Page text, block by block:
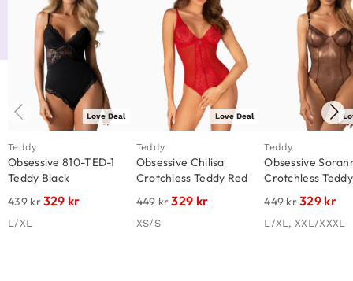
Love Deal
Teddy
Obsessive 810-TED-1
Teddy Black
439kr329 kr
L/XL
Love Deal
Teddy
Obsessive Chilisa
Crotchless Teddy Red
449kr329 kr
XS/S
Teddy
Obsessive
Crotchless Teddy
449kr329 kr
L/XL, XXL/XXXL